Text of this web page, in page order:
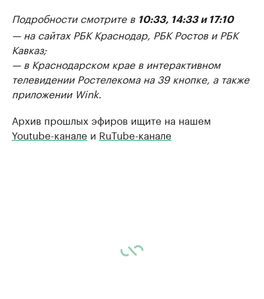
Подробности смотрите в 10:33, 14:33 и 17:10
— на сайтах РБК Краснодар, РБК Ростов и РБК
Кавказ;
— в Краснодарском крае в интерактивном
телевидении Ростелекома на 39 кнопке, а также
приложении Wink.
Архив прошлых эфиров ищите на нашем
Youtube-канале и RuTube-канале